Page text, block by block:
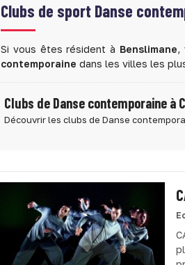
Clubs de sport Danse
Si vous êtes résident à Benslimane,
contemporaine dans les villes les
Clubs de Danse contemporaine à
Découvrir les clubs de Danse